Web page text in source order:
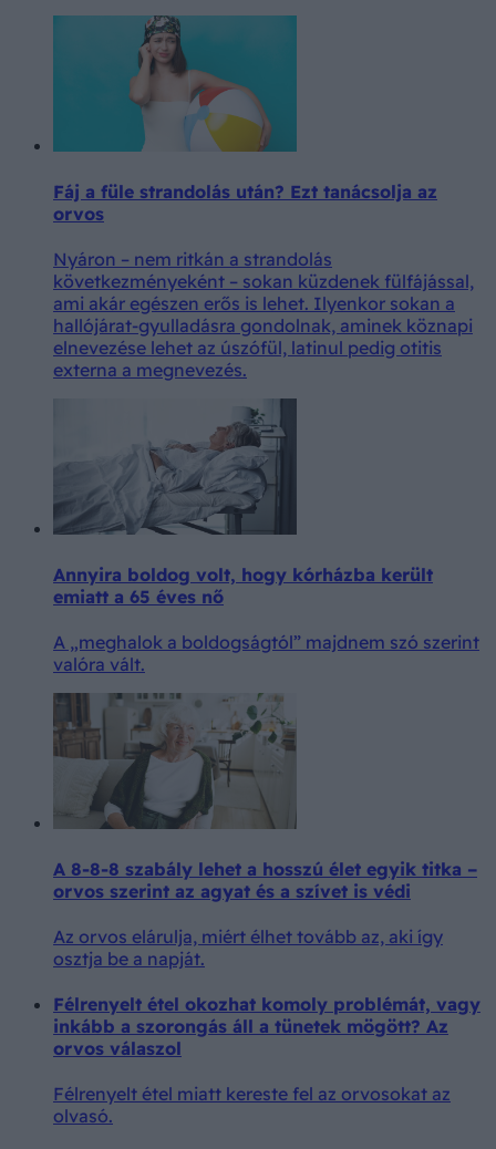
Fáj a füle strandolás után? Ezt tanácsolja az
orvos
Nyáron – nem ritkán a strandolás
következményeként – sokan küzdenek fülfájással,
ami akár egészen erős is lehet. Ilyenkor sokan a
hallójárat-gyulladásra gondolnak, aminek köznapi
elnevezése lehet az úszófül, latinul pedig otitis
externa a megnevezés.
Annyira boldog volt, hogy kórházba került
emiatt a 65 éves nő
A „meghalok a boldogságtól” majdnem szó szerint
valóra vált.
A 8-8-8 szabály lehet a hosszú élet egyik titka –
orvos szerint az agyat és a szívet is védi
Az orvos elárulja, miért élhet tovább az, aki így
osztja be a napját.
Félrenyelt étel okozhat komoly problémát, vagy
inkább a szorongás áll a tünetek mögött? Az
orvos válaszol
Félrenyelt étel miatt kereste fel az orvosokat az
olvasó.